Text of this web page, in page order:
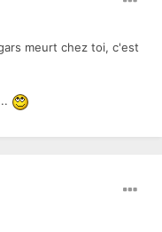
meurt chez toi, c'est